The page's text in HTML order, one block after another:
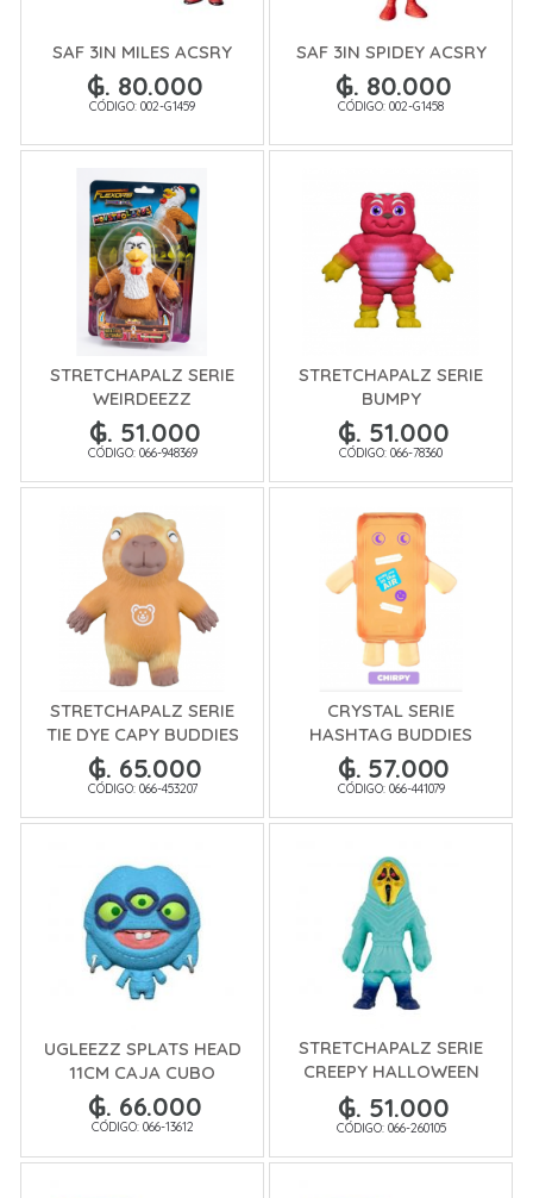
SAF 3IN MILES ACSRY
₲. 80.000
CÓDIGO: 002-G1459
SAF 3IN SPIDEY ACSRY
₲. 80.000
CÓDIGO: 002-G1458
STRETCHAPALZ SERIE
WEIRDEEZZ
₲. 51.000
CÓDIGO: 066-948369
STRETCHAPALZ SERIE
BUMPY
₲. 51.000
CÓDIGO: 066-78360
STRETCHAPALZ SERIE
TIE DYE CAPY BUDDIES
₲. 65.000
CÓDIGO: 066-453207
CRYSTAL SERIE
HASHTAG BUDDIES
₲. 57.000
CÓDIGO: 066-441079
UGLEEZZ SPLATS HEAD
11CM CAJA CUBO
₲. 66.000
CÓDIGO: 066-13612
STRETCHAPALZ SERIE
CREEPY HALLOWEEN
CREW
₲. 51.000
CÓDIGO: 066-260105